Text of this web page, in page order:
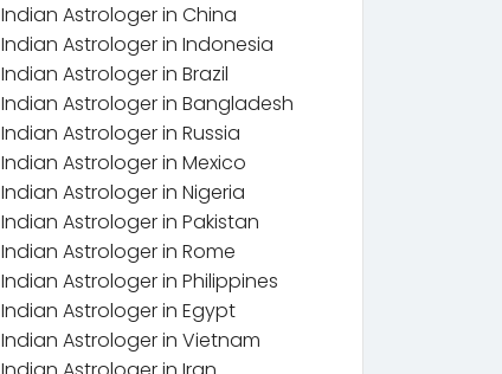
Indian Astrologer in China
Indian Astrologer in Indonesia
Indian Astrologer in Brazil
Indian Astrologer in Bangladesh
Indian Astrologer in Russia
Indian Astrologer in Mexico
Indian Astrologer in Nigeria
Indian Astrologer in Pakistan
Indian Astrologer in Rome
Indian Astrologer in Philippines
Indian Astrologer in Egypt
Indian Astrologer in Vietnam